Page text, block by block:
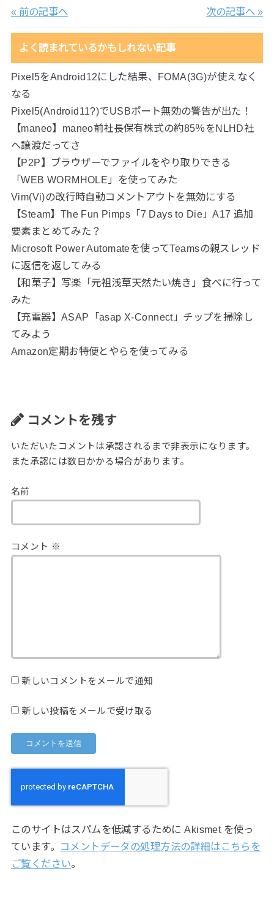
« 前の記事へ 次の記事へ »
よく読まれているかもしれない記事
Pixel5をAndroid12にした結果、FOMA(3G)が使えなく
なる
Pixel5(Android11?)でUSBポート無効の警告が出た！
【maneo】maneo前社長保有株式の約85％をNLHD社
へ譲渡だってさ
【P2P】ブラウザーでファイルをやり取りできる
「WEB WORMHOLE」を使ってみた
Vim(Vi)の改行時自動コメントアウトを無効にする
【Steam】The Fun Pimps「7 Days to Die」A17 追加
要素まとめてみた？
Microsoft Power Automateを使ってTeamsの親スレッド
に返信を返してみる
【和菓子】写楽「元祖浅草天然たい焼き」食べに行って
みた
【充電器】ASAP「asap X-Connect」チップを掃除し
てみよう
Amazon定期お特便とやらを使ってみる
コメントを残す
いただいたコメントは承認されるまで非表示になります。
また承認には数日かかる場合があります。
名前
コメント ※
新しいコメントをメールで通知
新しい投稿をメールで受け取る
このサイトはスパムを低減するために Akismet を使っ
ています。
コメントデータの処理方法の詳細はこちらを
ご覧ください。